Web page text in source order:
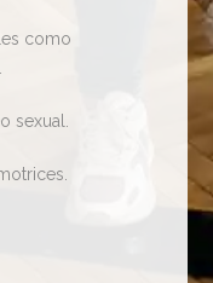
como
sexual.